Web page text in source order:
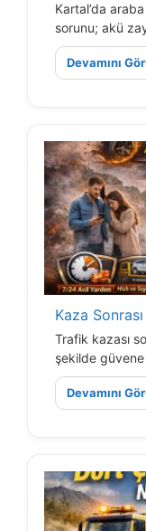
Kartal’da
sorunu; akü
Devamını
Kaza
Trafik kazası
şekilde
Devamını